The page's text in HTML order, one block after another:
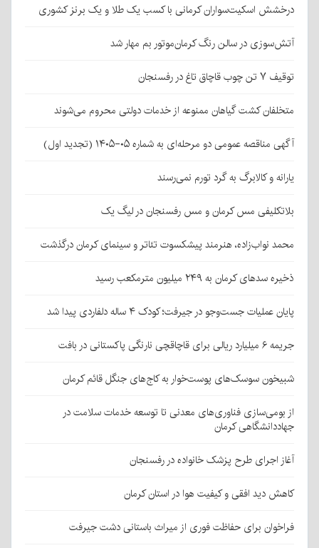
درخشش اسکیت‌سواران کرمانی با کسب یک طلا و یک برنز کشوری
آتش‌سوزی در سالن رنگ کرمان‌موتور بم مهار شد
توقیف ۷ تن چوب قاچاق تاغ در رفسنجان
متخلفان کشت گیاهان ممنوعه از خدمات دولتی محروم می‌شوند
آگهی مناقصه عمومی دو مرحله‌ای به شماره ۰۵-۱۴۰۵ (تجدید اول)
یارانه و کالابرگ به گرد تورم نمی‌رسند
بلاتکلیفی مس کرمان و مس رفسنجان در لیگ یک
محمد نواب‌زاده، هنرمند پیشکسوت تئاتر و سینمای کرمان درگذشت
ذخیره سدهای کرمان به ۲۴۹ میلیون مترمکعب رسید
پایان عملیات جست‌وجو در جیرفت؛ کودک ۴ ساله دلفاردی پیدا شد
جریمه ۶ میلیارد ریالی برای قاچاقچی نارنگی پاکستانی در بافت
شبیخون سوسک‌های پوست‌خوار به کاج‌های جنگل قائم کرمان
از بومی‌سازی فناوری‌های معدنی تا توسعه خدمات سلامت در
جهاددانشگاهی کرمان
آغاز اجرای طرح پزشک خانواده در رفسنجان
کاهش دید افقی و کیفیت هوا در استان کرمان
فراخوان برای حفاظت فوری از میراث باستانی دشت جیرفت